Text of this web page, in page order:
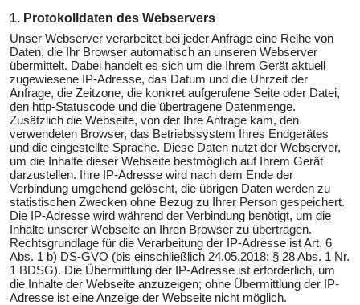
1. Protokolldaten des Webservers
Unser Webserver verarbeitet bei jeder Anfrage eine Reihe von
Daten, die Ihr Browser automatisch an unseren Webserver
übermittelt. Dabei handelt es sich um die Ihrem Gerät aktuell
zugewiesene IP-Adresse, das Datum und die Uhrzeit der
Anfrage, die Zeitzone, die konkret aufgerufene Seite oder Datei,
den http-Statuscode und die übertragene Datenmenge.
Zusätzlich die Webseite, von der Ihre Anfrage kam, den
verwendeten Browser, das Betriebssystem Ihres Endgerätes
und die eingestellte Sprache. Diese Daten nutzt der Webserver,
um die Inhalte dieser Webseite bestmöglich auf Ihrem Gerät
darzustellen. Ihre IP-Adresse wird nach dem Ende der
Verbindung umgehend gelöscht, die übrigen Daten werden zu
statistischen Zwecken ohne Bezug zu Ihrer Person gespeichert.
Die IP-Adresse wird während der Verbindung benötigt, um die
Inhalte unserer Webseite an Ihren Browser zu übertragen.
Rechtsgrundlage für die Verarbeitung der IP-Adresse ist Art. 6
Abs. 1 b) DS-GVO (bis einschließlich 24.05.2018: § 28 Abs. 1 Nr.
1 BDSG). Die Übermittlung der IP-Adresse ist erforderlich, um
die Inhalte der Webseite anzuzeigen; ohne Übermittlung der IP-
Adresse ist eine Anzeige der Webseite nicht möglich.